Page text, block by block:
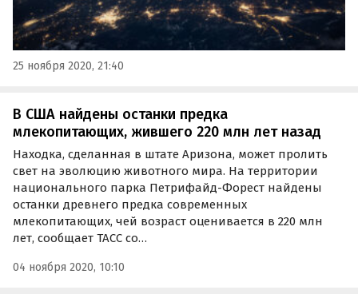
25 ноября 2020, 21:40
В США найдены останки предка
млекопитающих, жившего 220 млн лет назад
Находка, сделанная в штате Аризона, может пролить
свет на эволюцию животного мира. На территории
национального парка Петрифайд-Форест найдены
останки древнего предка современных
млекопитающих, чей возраст оценивается в 220 млн
лет, сообщает ТАСС со…
04 ноября 2020, 10:10